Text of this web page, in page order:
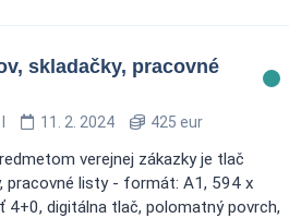
skladačky, pracovné
11. 2. 2024 425 eur
verejnej zákazky je tlač
pracovné listy - formát: A1, 594 x
digitálna tlač, polomatný povrch,